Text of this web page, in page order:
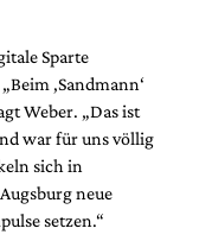
Sparte
,Sandmann‘
Weber. „Das ist
war für uns völlig
sich in
neue
setzen.“